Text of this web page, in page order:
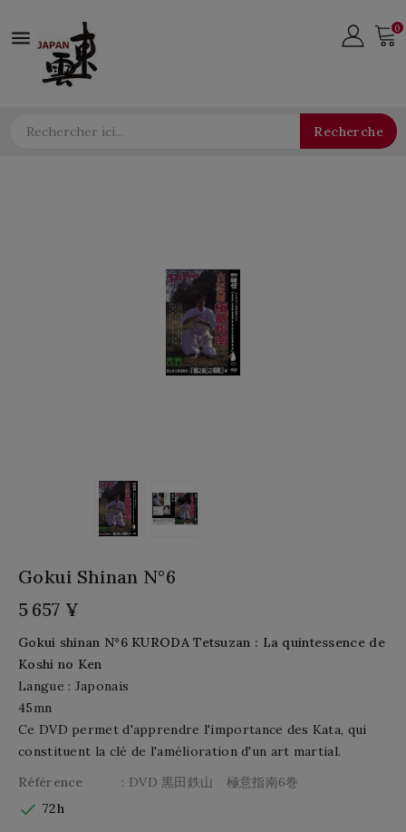
 0
Recherche
Gokui Shinan N°6
5 657 ¥
Gokui shinan N°6 KURODA Tetsuzan : La quintessence de
Koshi no Ken
Langue : Japonais
45mn
Ce DVD permet d'apprendre l'importance des Kata, qui
constituent la clé de l'amélioration d'un art martial.
Référence
: DVD 黒田鉄山 極意指南6巻
 72h